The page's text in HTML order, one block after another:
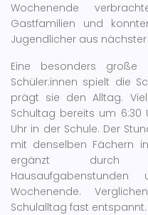
Wochenende
Gastfamilien und
Jugendlicher aus nächster
Eine besonders große
Schüler:innen spielt die
prägt sie den Alltag.
Schultag bereits um 6:30
Uhr in der Schule. Der
mit denselben Fächern
ergänzt durch
Wochenende.
Schulalltag fast entspannt.